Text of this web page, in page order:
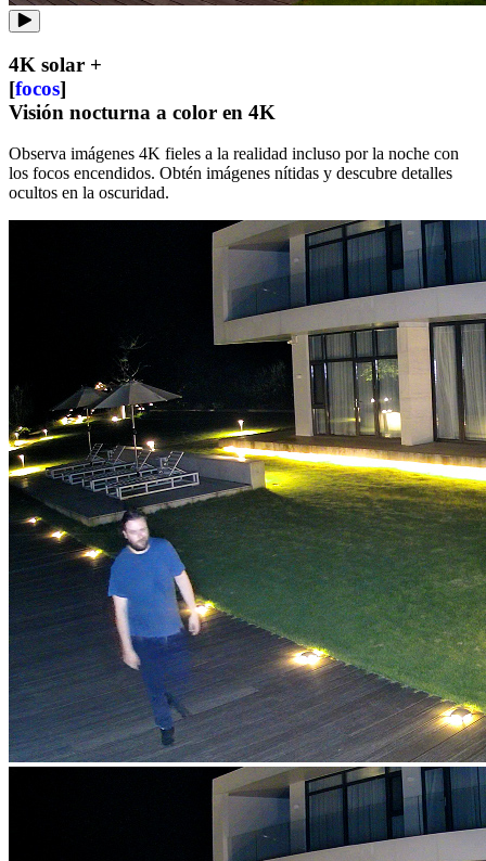
4K solar +
[focos]
Visión nocturna a color en 4K
Observa imágenes 4K fieles a la realidad incluso por la noche con
los focos encendidos. Obtén imágenes nítidas y descubre detalles
ocultos en la oscuridad.